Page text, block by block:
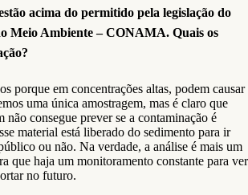
acima do permitido pela legislação do
Meio Ambiente – CONAMA. Quais os
porque em concentrações altas, podem causar
uma única amostragem, mas é claro que
não consegue prever se a contaminação é
material está liberado do sedimento para ir
ou não. Na verdade, a análise é mais um
que haja um monitoramento constante para ver
no futuro.